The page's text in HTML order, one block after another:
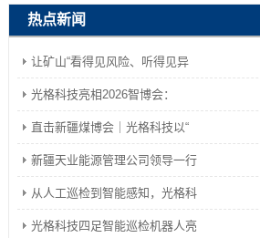
热点新闻
让矿山“看得见风险、听得见异
光格科技亮相2026智博会：
直击新疆煤博会｜光格科技以“
新疆天业能源管理公司领导一行
从人工巡检到智能感知，光格科
光格科技四足智能巡检机器人亮